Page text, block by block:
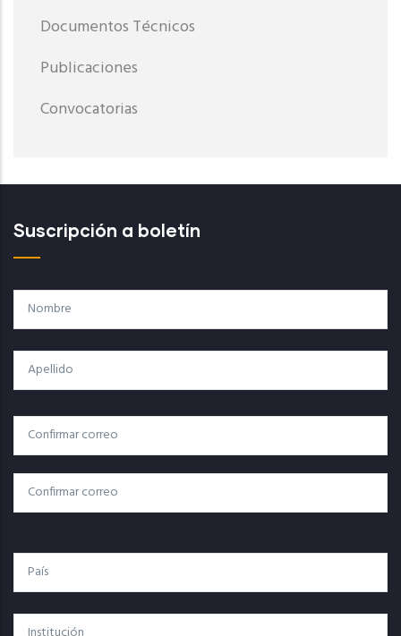
Documentos Técnicos
Publicaciones
Convocatorias
Suscripción a boletín
Nombre
Apellido
Correo
Electrónico
Correo Electrónico
Confirmar Correo
País
Institución